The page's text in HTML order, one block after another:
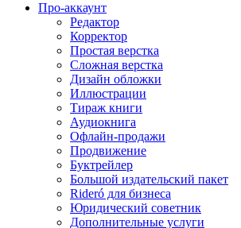
Про-аккаунт
Редактор
Корректор
Простая верстка
Сложная верстка
Дизайн обложки
Иллюстрации
Тираж книги
Аудиокнига
Офлайн-продажи
Продвижение
Буктрейлер
Большой издательский пакет
Rideró для бизнеса
Юридический советник
Дополнительные услуги